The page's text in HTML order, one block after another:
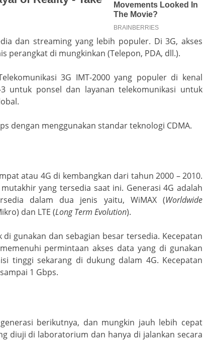
dan streaming yang lebih populer. Di 3G, akses
perangkat di mungkinkan (Telepon, PDA, dll.).
3G IMT-2000 yang populer di kenal
untuk ponsel dan layanan telekomunikasi untuk
dengan menggunakan standar teknologi CDMA.
atau 4G di kembangkan dari tahun 2000 – 2010.
yang tersedia saat ini. Generasi 4G adalah
dalam dua jenis yaitu, WiMAX (Worldwide
dan LTE (Long Term Evolution).
di gunakan dan sebagian besar tersedia. Kecepatan
permintaan akses data yang di gunakan
tinggi sekarang di dukung dalam 4G. Kecepatan
1 Gbps.
berikutnya, dan mungkin jauh lebih cepat
diuji di laboratorium dan hanya di jalankan secara